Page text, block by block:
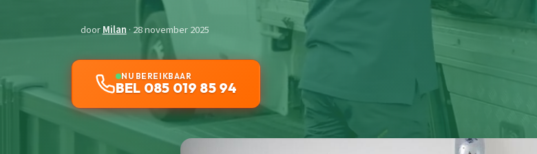
doorMilan · 28 november 2025
NU BEREIKBAAR
BEL 085 019 85 94